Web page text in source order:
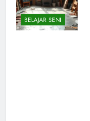
BELAJAR SENI